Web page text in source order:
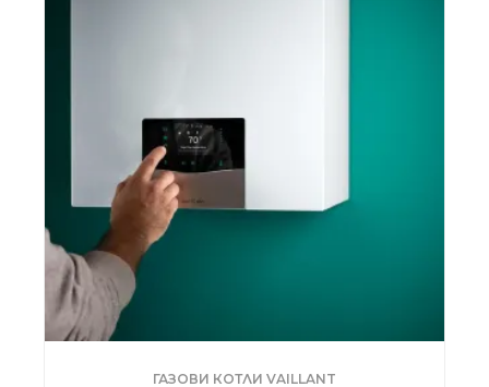
ГАЗОВИ КОТЛИ VAILLANT